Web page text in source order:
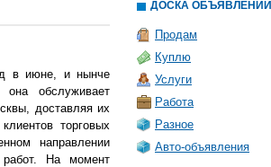
в июне, и нынче
она обслуживает
доставляя их
торговых
направлении
работ. На момент
ДОСКА ОБЪЯВЛЕНИЙ
Продам
Куплю
Услуги
Работа
Разное
Авто-объявления